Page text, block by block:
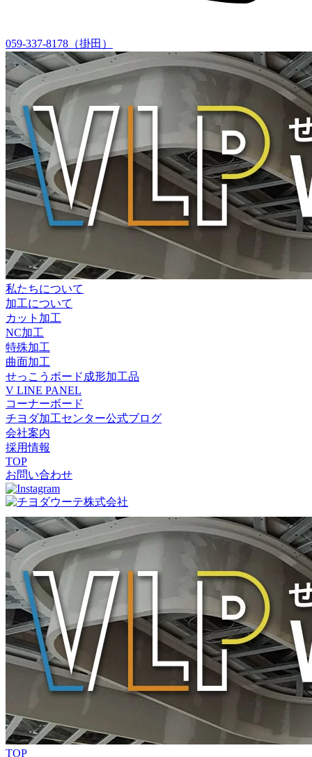
059-337-8178（掛田）
私たちについて
加工について
カット加工
NC加工
特殊加工
曲面加工
せっこうボード成形加工品
V LINE PANEL
コーナーボード
チヨダ加工センター公式ブログ
会社案内
採用情報
TOP
お問い合わせ
TOP